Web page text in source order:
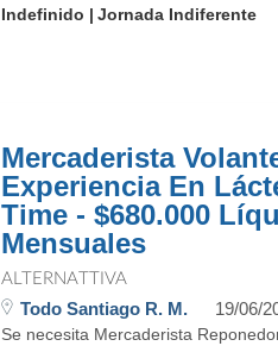
Indefinido
Jornada Indiferente
Mercaderista
Experiencia En
Time - $680.000
Mensuales
ALTERNATTIVA
Todo Santiago R. M. 19/06/
Se necesita Mercaderista